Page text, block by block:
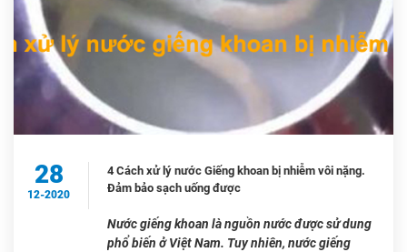
28
12-2020
4 Cách xử lý nước Giếng khoan bị nhiễm vôi nặng.
Đảm bảo sạch uống được
Nước giếng khoan là nguồn nước được sử dung
phổ biến ở Việt Nam. Tuy nhiên, nước giếng